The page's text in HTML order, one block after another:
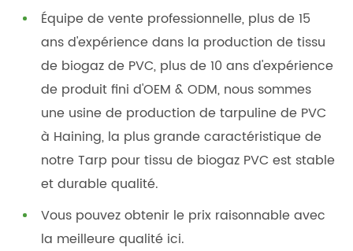
Équipe de vente professionnelle, plus de 15
ans d'expérience dans la production de tissu
de biogaz de PVC, plus de 10 ans d'expérience
de produit fini d'OEM & ODM, nous sommes
une usine de production de tarpuline de PVC
à Haining, la plus grande caractéristique de
notre Tarp pour tissu de biogaz PVC est stable
et durable qualité.
Vous pouvez obtenir le prix raisonnable avec
la meilleure qualité ici.